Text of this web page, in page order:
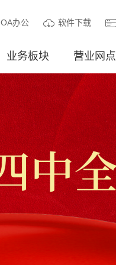
OA办公 软件下载
业务板块 营业网点